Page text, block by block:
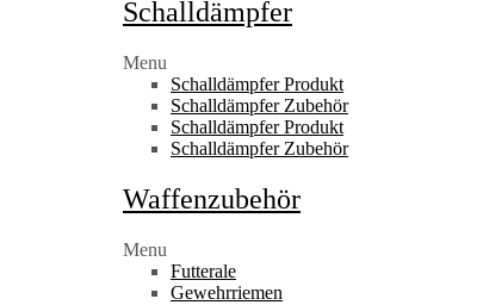
Schalldämpfer
Menu
Schalldämpfer Produkt
Schalldämpfer Zubehör
Schalldämpfer Produkt
Schalldämpfer Zubehör
Waffenzubehör
Menu
Futterale
Gewehrriemen